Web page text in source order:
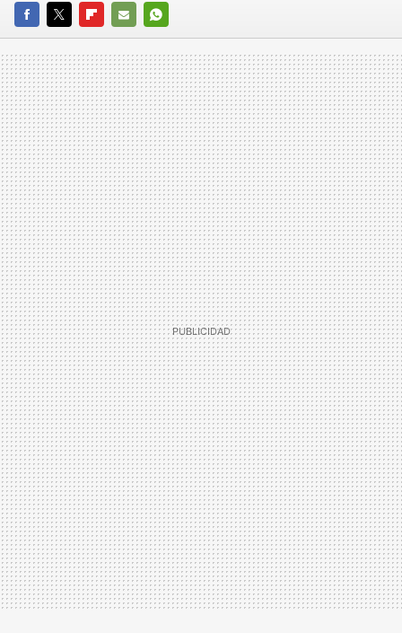
FACEBOOK
TWITTERFLIPBOARD
E-
MAIL
WHATSAPP